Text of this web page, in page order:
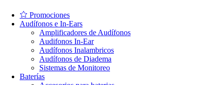
Promociones
Audífonos e In-Ears
Amplificadores de Audífonos
Audifonos In-Ear
Audífonos Inalambricos
Audífonos de Diadema
Sistemas de Monitoreo
Baterías